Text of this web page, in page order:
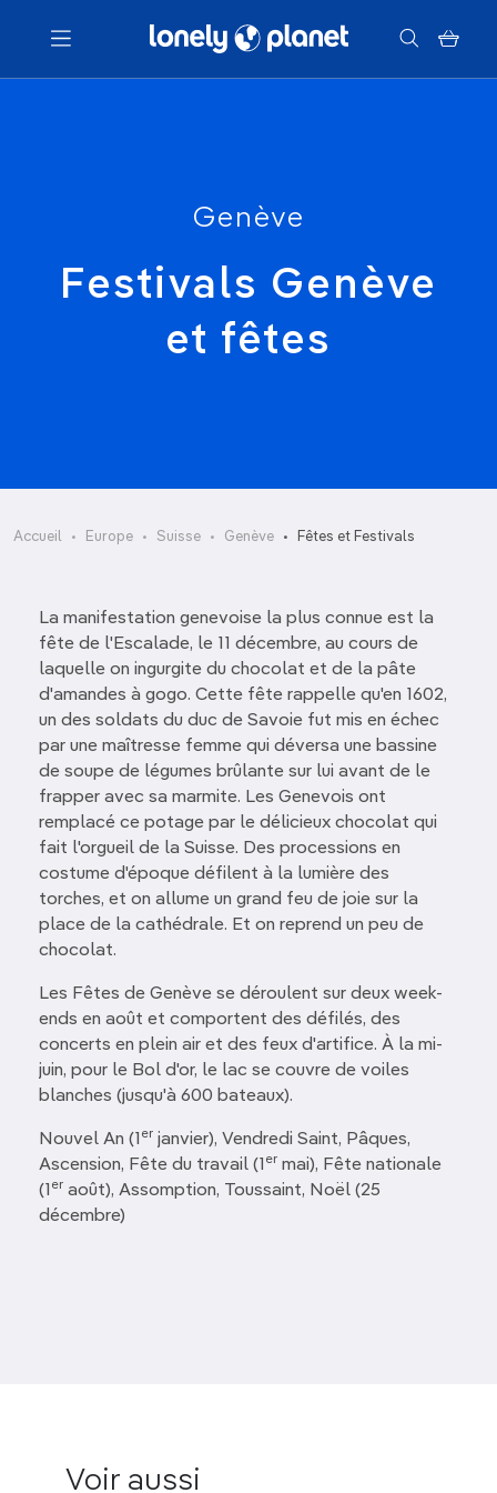
Menu
Genève
Festivals Genève
et fêtes
Accueil Europe Suisse Genève Fêtes et Festivals
La manifestation genevoise la plus connue est la
fête de l'Escalade, le 11 décembre, au cours de
laquelle on ingurgite du chocolat et de la pâte
d'amandes à gogo. Cette fête rappelle qu'en 1602,
un des soldats du duc de Savoie fut mis en échec
par une maîtresse femme qui déversa une bassine
de soupe de légumes brûlante sur lui avant de le
frapper avec sa marmite. Les Genevois ont
remplacé ce potage par le délicieux chocolat qui
fait l'orgueil de la Suisse. Des processions en
costume d'époque défilent à la lumière des
torches, et on allume un grand feu de joie sur la
place de la cathédrale. Et on reprend un peu de
chocolat.
Les Fêtes de Genève se déroulent sur deux week-
ends en août et comportent des défilés, des
concerts en plein air et des feux d'artifice. À la mi-
juin, pour le Bol d'or, le lac se couvre de voiles
blanches (jusqu'à 600 bateaux).
Nouvel An (1 er janvier), Vendredi Saint, Pâques,
Ascension, Fête du travail (1 er mai), Fête nationale
(1 er août), Assomption, Toussaint, Noël (25
décembre)
Voir aussi